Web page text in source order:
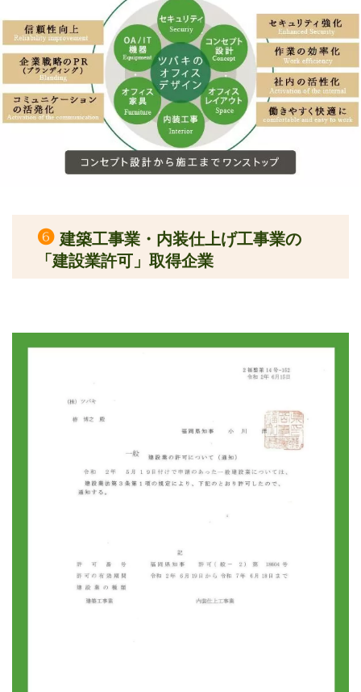
❻ 建築工事業・内装仕上げ工事業の
「建設業許可」取得企業